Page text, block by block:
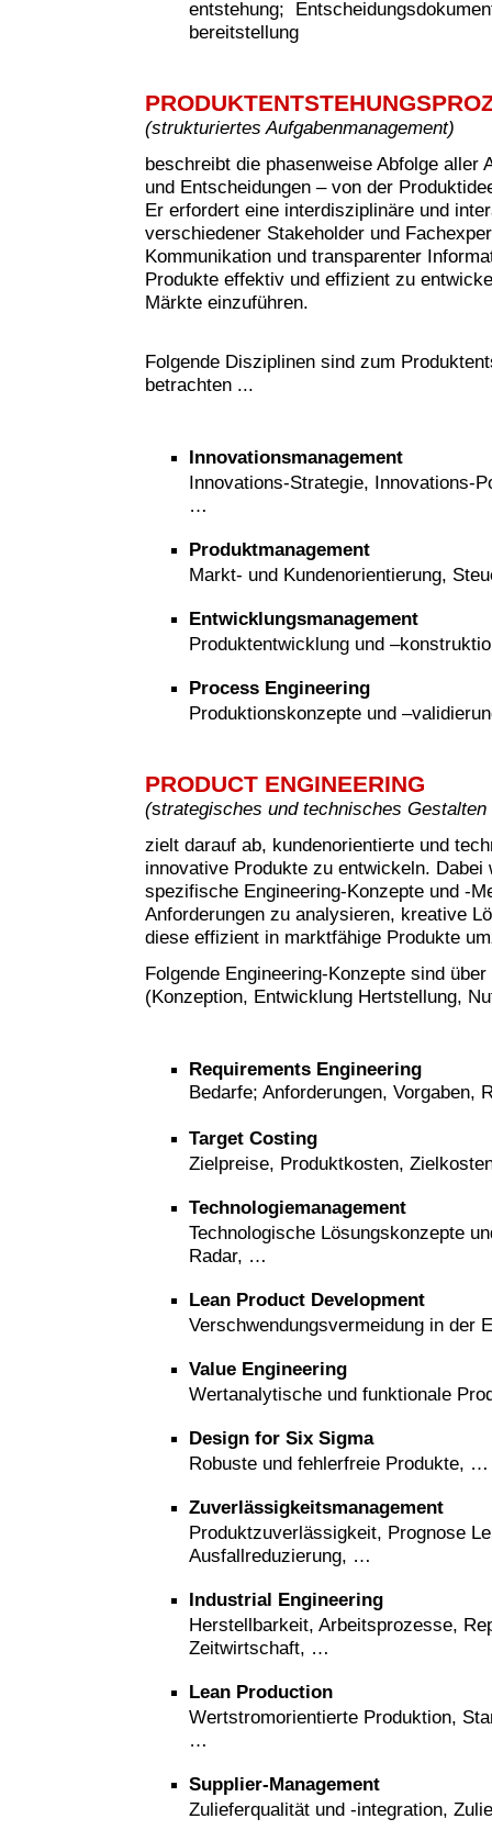
entstehung;
bereitstellung
(strukturiertes Aufgabenmanagement)
beschreibt die phasenweise Abfolge aller
und Entscheidungen – von der
Er erfordert eine interdisziplinäre und
verschiedener Stakeholder und
Kommunikation und transparenter
Produkte effektiv und effizient zu
Märkte einzuführen.
Folgende Disziplinen sind zum
betrachten ...
Innovationsmanagement
Innovations-Strategie, Innovations-
Produktmanagement
Markt- und Kundenorientierung,
Entwicklungsmanagement
Produktentwicklung und
Process Engineering
Produktionskonzepte und
PRODUCT ENGINEERING
(strategisches und technisches
zielt darauf ab, kundenorientierte und
innovative Produkte zu entwickeln.
spezifische Engineering-Konzepte und -
Anforderungen zu analysieren, kreative
diese effizient in marktfähige Produkte
Folgende Engineering-Konzepte sind
(Konzeption, Entwicklung Hertstellung,
Requirements Engineering
Bedarfe; Anforderungen, Vorgaben,
Target Costing
Zielpreise, Produktkosten,
Technologiemanagement
Technologische Lösungskonzepte
Radar, …
Lean Product Development
Verschwendungsvermeidung in der
Value Engineering
Wertanalytische und funktionale
Design for Six Sigma
Robuste und fehlerfreie Produkte, …
Zuverlässigkeitsmanagement
Produktzuverlässigkeit, Prognose
Ausfallreduzierung, …
Industrial Engineering
Herstellbarkeit, Arbeitsprozesse,
Zeitwirtschaft, …
Lean Production
Wertstromorientierte Produktion,
Supplier-Management
Zulieferqualität und -integration,